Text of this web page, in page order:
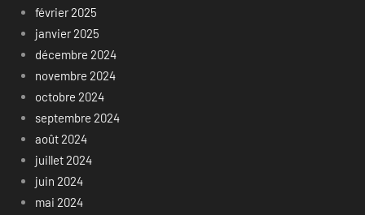
février 2025
janvier 2025
décembre 2024
novembre 2024
octobre 2024
septembre 2024
août 2024
juillet 2024
juin 2024
mai 2024